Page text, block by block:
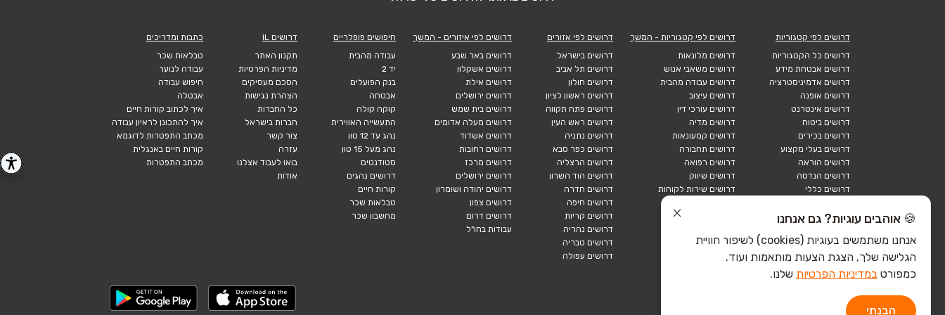
דרושים לפי קטגוריות
דרושים כל הקטגוריות
דרושים אבטחת מידע
דרושים אדמיניסטרציה
דרושים אופנה
דרושים אינטרנט
דרושים ביטוח
דרושים בכירים
דרושים בעלי מקצוע
דרושים הוראה
דרושים הנדסה
דרושים כללי
דרושים לוגיסטיקה
דרושים מכירות
הייטק חומרה
דרושים לפי קטגוריות - המשך
דרושים מלונאות
דרושים משאבי אנוש
דרושים עבודה מהבית
דרושים עיצוב
דרושים עורכי דין
דרושים מדיה
דרושים קמעונאות
דרושים תחבורה
דרושים רפואה
דרושים שיווק
דרושים שירות לקוחות
הייטק כללי
הייטק תוכנה
דרושים לפי אזורים
דרושים בישראל
דרושים תל אביב
דרושים חולון
דרושים ראשון לציון
דרושים פתח תקווה
דרושים ראש העין
דרושים נתניה
דרושים כפר סבא
דרושים הרצליה
דרושים הוד השרון
דרושים חדרה
דרושים חיפה
דרושים קריות
דרושים נהריה
דרושים טבריה
דרושים עפולה
דרושים לפי איזורים - המשך
דרושים באר שבע
דרושים אשקלון
דרושים אילת
דרושים ירושלים
דרושים בית שמש
דרושים מעלה אדומים
דרושים אשדוד
דרושים רחובות
דרושים מרכז
דרושים ירושלים
דרושים יהודה ושומרון
דרושים צפון
דרושים דרום
עבודות בחו"ל
חיפושים פופלריים
עבודה מהבית
יד 2
בנק הפועלים
אבטחה
קוקה קולה
התעשייה האווירית
נהג עד 12 טון
נהג מעל 15 טון
סטודנטים
דרושים נהגים
קורות חיים
טבלאות שכר
מחשבון שכר
דרושים IL
תקנון האתר
מדיניות הפרטיות
הסכם מעסיקים
הצהרת נגישות
כל החברות
חברות בישראל
צור קשר
עזרה
בואו לעבוד אצלנו
אודות
כתבות ומדריכים
טבלאות שכר
עבודה לנוער
חיפוש עבודה
אבטלה
איך לכתוב קורות חיים
איך להתכונן לראיון עבודה
מכתב התפטרות לדוגמא
קורות חיים באנגלית
מכתב התפטרות
🍪 אוהבים עוגיות? גם אנחנו
אנחנו משתמשים בעוגיות (cookies) לשיפור חוויית
הגלישה שלך, הצגת הצעות מותאמות ועוד.
כמפורט במדיניות הפרטיות שלנו.
הבנתי